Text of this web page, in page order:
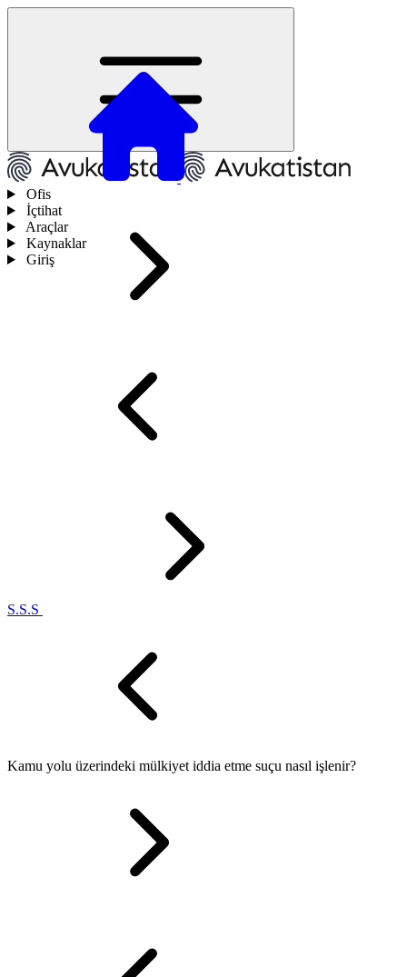
Ofis
İçtihat
Araçlar
Kaynaklar
Giriş
S.S.S
Kamu yolu üzerindeki mülkiyet iddia etme suçu nasıl işlenir?